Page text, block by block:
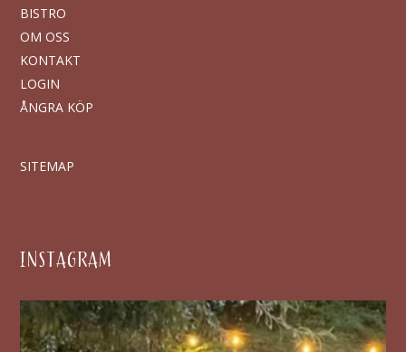
BISTRO
OM OSS
KONTAKT
LOGIN
ÅNGRA KÖP
SITEMAP
INSTAGRAM